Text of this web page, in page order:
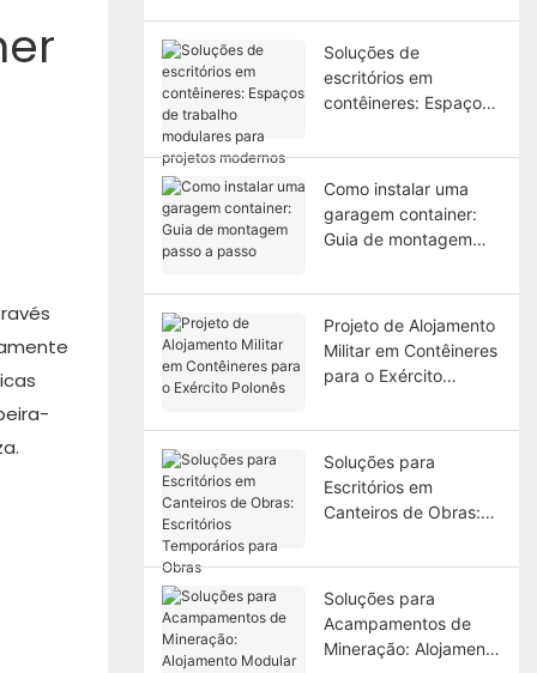
Soluções de
escritórios em
contêineres: Espaços
para projetos
modernos
Como instalar uma
garagem container:
Guia de montagem
Projeto de Alojamento
Militar em Contêineres
para o Exército
Soluções para
Escritórios em
Canteiros de Obras:
Temporários para
Obras
Soluções para
Acampamentos de
Mineração: Alojamento